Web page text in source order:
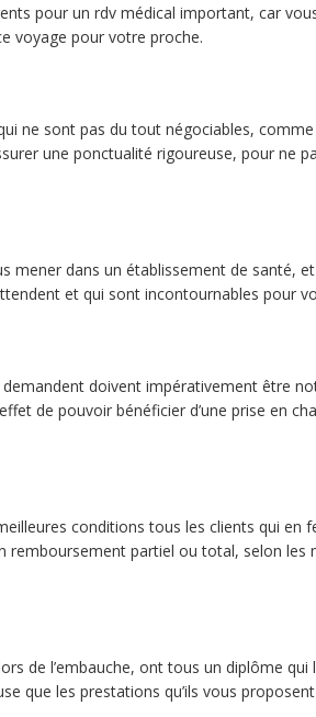
pour un rdv médical important, car
voyage pour votre proche.
ne sont pas du tout négociables,
une ponctualité rigoureuse, pour ne
dans un établissement de santé,
et qui sont incontournables pour
doivent impérativement être
de pouvoir bénéficier d’une prise en
conditions tous les clients qui en
remboursement partiel ou total, selon
de l’embauche, ont tous un diplôme qui
que les prestations qu’ils vous